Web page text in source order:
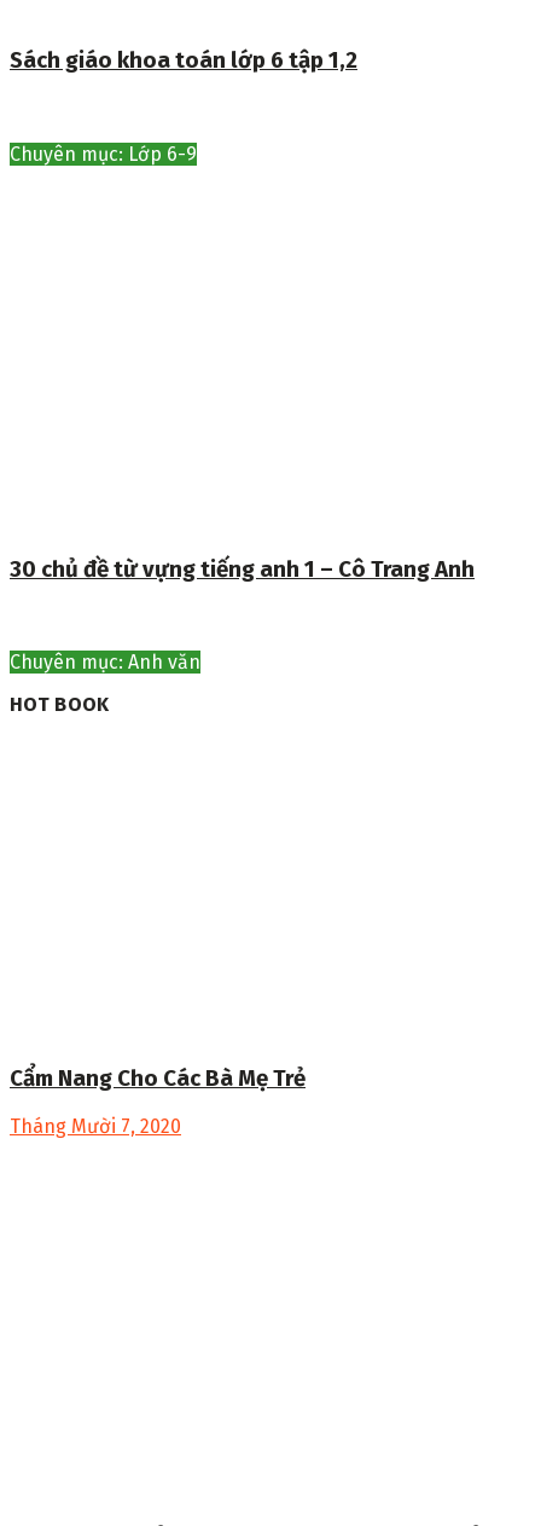
Sách giáo khoa toán lớp 6 tập 1,2
Chuyên mục: Lớp 6-9
30 chủ đề từ vựng tiếng anh 1 – Cô Trang Anh
Chuyên mục: Anh văn
HOT BOOK
Cẩm Nang Cho Các Bà Mẹ Trẻ
Tháng Mười 7, 2020